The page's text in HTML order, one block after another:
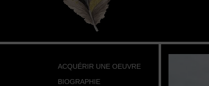
ACQUÉRIR UNE OEUVRE
BIOGRAPHIE